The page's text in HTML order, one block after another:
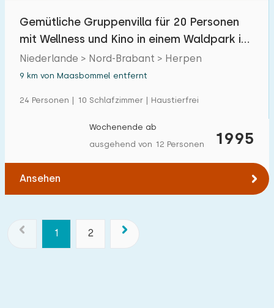
Gemütliche Gruppenvilla für 20 Personen
mit Wellness und Kino in einem Waldpark in
Brabant
Niederlande > Nord-Brabant > Herpen
9 km von Maasbommel entfernt
24 Personen | 10 Schlafzimmer | Haustierfrei
1995
Wochenende ab
ausgehend von 12 Personen
Ansehen
1 2